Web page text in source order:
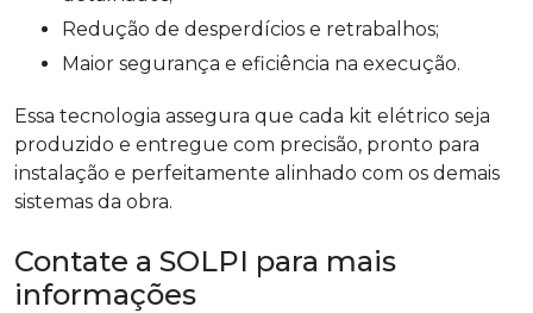
Redução de desperdícios e retrabalhos;
Maior segurança e eficiência na execução.
Essa tecnologia assegura que cada kit elétrico seja
produzido e entregue com precisão, pronto para
instalação e perfeitamente alinhado com os demais
sistemas da obra.
Contate a SOLPI para mais
informações